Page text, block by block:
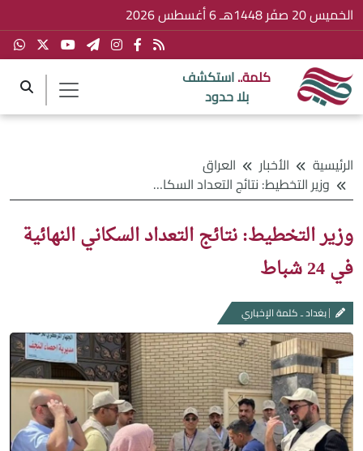
الخميس 20 صفَر 1448هـ 6 أغسطس 2026
كلمة..استكشف
بلا حدود
الرئيسية الأخبار
العراق
وزير التخطيط: نتائج التعداد السكاني النهائية في 24 شباط
وزير التخطيط: نتائج التعداد السكاني النهائية
في 24 شباط
بغداد ـ كلمة الإخباري